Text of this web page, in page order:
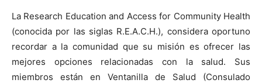
La Research Education and Access for Community Health
(conocida por las siglas R.E.A.C.H.), considera oportuno
recordar a la comunidad que su misión es ofrecer las
mejores opciones relacionadas con la salud. Sus
miembros están en Ventanilla de Salud (Consulado